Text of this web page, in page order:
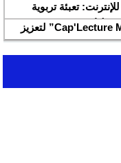
تعبئة تربوية
إطلاق النسخة الأولى من مسابقة “Cap'Lecture Maroc” لتعزيز